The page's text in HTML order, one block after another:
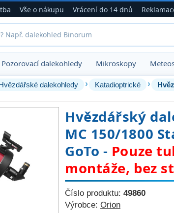
Vše o nákupu Vrácení do 14 dnů
Pozorovací dalekohledy Mikroskopy
dalekohledy › Katadioptrické ›
Hvězdářský
MC 150/1800
GoTo - Pouze
montáže, bez
Číslo produktu: 49860
Výrobce: Orion